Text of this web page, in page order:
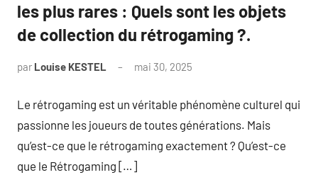
les plus rares : Quels sont les objets
de collection du rétrogaming ?.
par Louise KESTEL mai 30, 2025
Le rétrogaming est un véritable phénomène culturel qui
passionne les joueurs de toutes générations. Mais
qu’est-ce que le rétrogaming exactement ? Qu’est-ce
que le Rétrogaming […]